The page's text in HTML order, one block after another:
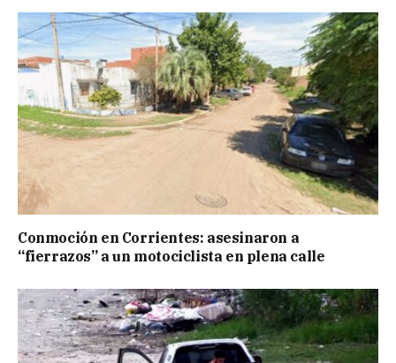
Conmoción en Corrientes: asesinaron a
“fierrazos” a un motociclista en plena calle